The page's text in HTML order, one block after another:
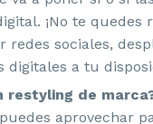
¡No te quedes
redes sociales,
digitales a tu
restyling de
aprovechar